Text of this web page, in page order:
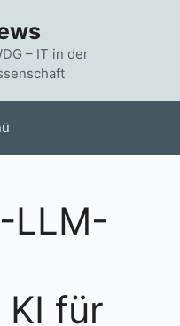
– IT in der
LLM-
KI für